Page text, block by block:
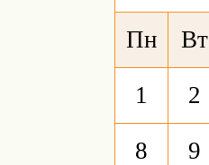
Пн Вт
1 2
8 9